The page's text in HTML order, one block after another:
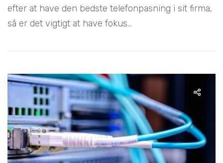
efter at have den bedste telefonpasning i sit firma,
så er det vigtigt at have fokus...